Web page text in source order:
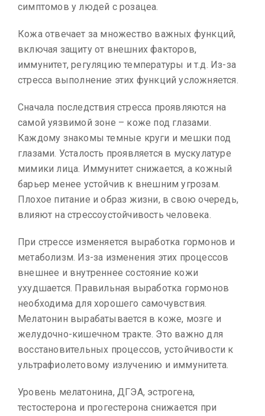
симптомов у людей с розацеа.
Кожа отвечает за множество важных функций,
включая защиту от внешних факторов,
иммунитет, регуляцию температуры и т.д. Из-за
стресса выполнение этих функций усложняется.
Сначала последствия стресса проявляются на
самой уязвимой зоне – коже под глазами.
Каждому знакомы темные круги и мешки под
глазами. Усталость проявляется в мускулатуре
мимики лица. Иммунитет снижается, а кожный
барьер менее устойчив к внешним угрозам.
Плохое питание и образ жизни, в свою очередь,
влияют на стрессоустойчивость человека.
При стрессе изменяется выработка гормонов и
метаболизм. Из-за изменения этих процессов
внешнее и внутреннее состояние кожи
ухудшается. Правильная выработка гормонов
необходима для хорошего самочувствия.
Мелатонин вырабатывается в коже, мозге и
желудочно-кишечном тракте. Это важно для
восстановительных процессов, устойчивости к
ультрафиолетовому излучению и иммунитета.
Уровень мелатонина, ДГЭА, эстрогена,
тестостерона и прогестерона снижается при